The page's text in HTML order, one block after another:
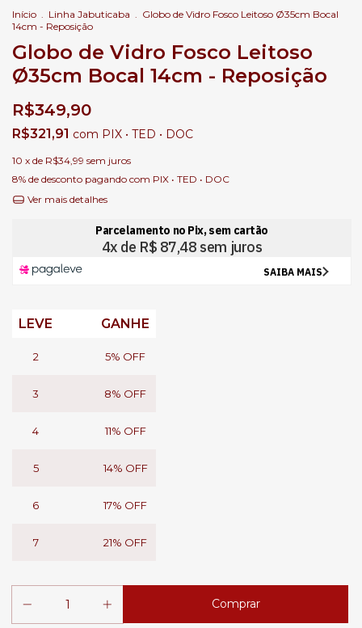
Início . Linha Jabuticaba . Globo de Vidro Fosco Leitoso Ø35cm Bocal
14cm - Reposição
Globo de Vidro Fosco Leitoso
Ø35cm Bocal 14cm - Reposição
R$349,90
R$321,91 com PIX • TED • DOC
10 x de R$34,99 sem juros
8% de desconto pagando com PIX • TED • DOC
Ver mais detalhes
LEVE GANHE
2 5% OFF
3 8% OFF
4 11% OFF
5 14% OFF
6 17% OFF
7 21% OFF